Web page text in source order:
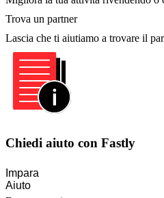
Trova un partner
Lascia che ti aiutiamo a trovare il
Chiedi aiuto con Fastly
Impara
Aiuto